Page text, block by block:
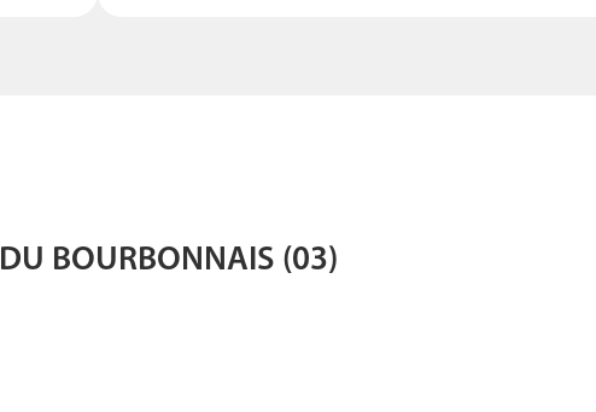
DU BOURBONNAIS (03)